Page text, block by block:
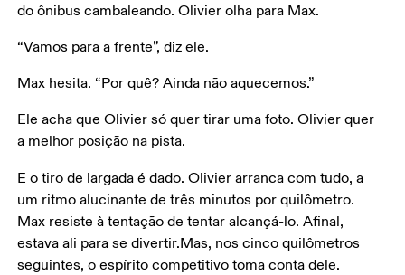
do ônibus cambaleando. Olivier olha para Max.
“Vamos para a frente”, diz ele.
Max hesita. “Por quê? Ainda não aquecemos.”
Ele acha que Olivier só quer tirar uma foto. Olivier quer
a melhor posição na pista.
E o tiro de largada é dado. Olivier arranca com tudo, a
um ritmo alucinante de três minutos por quilômetro.
Max resiste à tentação de tentar alcançá-lo. Afinal,
estava ali para se divertir.Mas, nos cinco quilômetros
seguintes, o espírito competitivo toma conta dele.